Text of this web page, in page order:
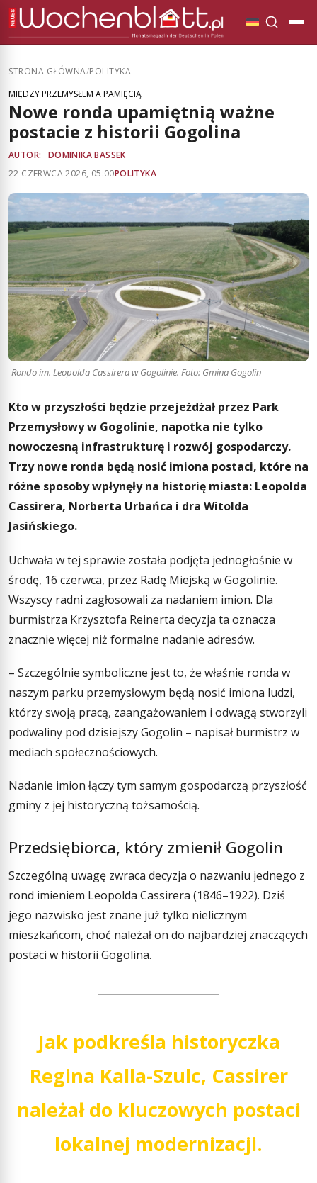
STRONA GŁÓWNA/POLITYKA
MIĘDZY PRZEMYSŁEM A PAMIĘCIĄ
Nowe ronda upamiętnią ważne
postacie z historii Gogolina
AUTOR:
DOMINIKA BASSEK
22 CZERWCA 2026, 05:00POLITYKA
Rondo im. Leopolda Cassirera w Gogolinie. Foto: Gmina Gogolin
Kto w przyszłości będzie przejeżdżał przez Park
Przemysłowy w Gogolinie, napotka nie tylko
nowoczesną infrastrukturę i rozwój gospodarczy.
Trzy nowe ronda będą nosić imiona postaci, które na
różne sposoby wpłynęły na historię miasta: Leopolda
Cassirera, Norberta Urbańca i dra Witolda
Jasińskiego.
Uchwała w tej sprawie została podjęta jednogłośnie w
środę, 16 czerwca, przez Radę Miejską w Gogolinie.
Wszyscy radni zagłosowali za nadaniem imion. Dla
burmistrza Krzysztofa Reinerta decyzja ta oznacza
znacznie więcej niż formalne nadanie adresów.
– Szczególnie symboliczne jest to, że właśnie ronda w
naszym parku przemysłowym będą nosić imiona ludzi,
którzy swoją pracą, zaangażowaniem i odwagą stworzyli
podwaliny pod dzisiejszy Gogolin – napisał burmistrz w
mediach społecznościowych.
Nadanie imion łączy tym samym gospodarczą przyszłość
gminy z jej historyczną tożsamością.
Przedsiębiorca, który zmienił Gogolin
Szczególną uwagę zwraca decyzja o nazwaniu jednego z
rond imieniem Leopolda Cassirera (1846–1922). Dziś
jego nazwisko jest znane już tylko nielicznym
mieszkańcom, choć należał on do najbardziej znaczących
postaci w historii Gogolina.
Jak podkreśla historyczka
Regina Kalla-Szulc, Cassirer
należał do kluczowych postaci
lokalnej modernizacji.